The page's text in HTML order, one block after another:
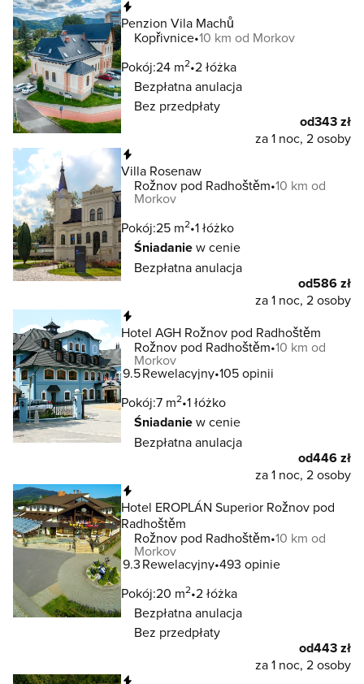
Penzion Vila Machů
Kopřivnice 10 km od Morkov
Pokój:24 m2 2 łóżka
Bezpłatna anulacja
Bez przedpłaty
od343 zł
za 1 noc, 2 osoby
Villa Rosenaw
Rožnov pod Radhoštěm 10 km od
Morkov
Pokój:25 m2 1 łóżko
Śniadaniew cenie
Bezpłatna anulacja
od586 zł
za 1 noc, 2 osoby
Hotel AGH Rožnov pod Radhoštěm
Rožnov pod Radhoštěm 10 km od
Morkov
9.5Rewelacyjny 105 opinii
Pokój:7 m2 1 łóżko
Śniadaniew cenie
Bezpłatna anulacja
od446 zł
za 1 noc, 2 osoby
Hotel EROPLÁN Superior Rožnov pod
Radhoštěm
Rožnov pod Radhoštěm 10 km od
Morkov
9.3Rewelacyjny 493 opinie
Pokój:20 m2 2 łóżka
Bezpłatna anulacja
Bez przedpłaty
od443 zł
za 1 noc, 2 osoby